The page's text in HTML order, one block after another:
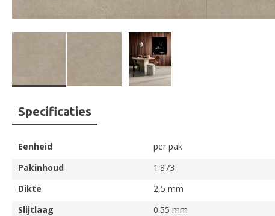
Ga
naar
het
begin
van
de
gallerij
Specificaties
Eenheid
per pak
Pakinhoud
1.873
Dikte
2,5 mm
Slijtlaag
0.55 mm